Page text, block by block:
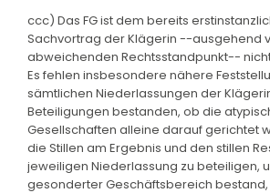
ccc) Das FG ist dem bereits
Sachvortrag der Klägerin --ausgehend
abweichenden Rechtsstandpunkt--
Es fehlen insbesondere nähere
sämtlichen Niederlassungen der
Beteiligungen bestanden, ob die
Gesellschaften alleine darauf gerichtet
die Stillen am Ergebnis und den stillen
jeweiligen Niederlassung zu beteiligen,
gesonderter Geschäftsbereich